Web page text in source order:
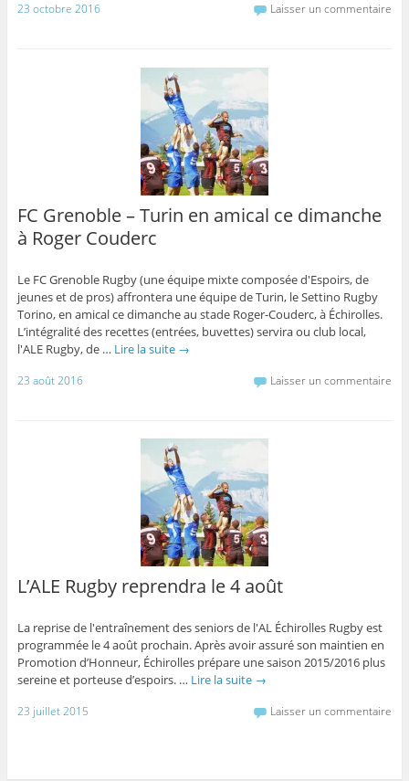
23 octobre 2016 Laisser un commentaire
FC Grenoble – Turin en amical ce dimanche
à Roger Couderc
Le FC Grenoble Rugby (une équipe mixte composée d'Espoirs, de
jeunes et de pros) affrontera une équipe de Turin, le Settino Rugby
Torino, en amical ce dimanche au stade Roger-Couderc, à Échirolles.
L’intégralité des recettes (entrées, buvettes) servira ou club local,
l'ALE Rugby, de … Lire la suite →
23 août 2016 Laisser un commentaire
L’ALE Rugby reprendra le 4 août
La reprise de l'entraînement des seniors de l'AL Échirolles Rugby est
programmée le 4 août prochain. Après avoir assuré son maintien en
Promotion d’Honneur, Échirolles prépare une saison 2015/2016 plus
sereine et porteuse d’espoirs. … Lire la suite →
23 juillet 2015 Laisser un commentaire